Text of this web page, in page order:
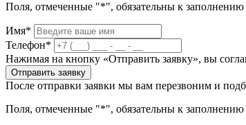
Поля, отмеченные "*", обязательны к заполнению
Имя*
Телефон*
Нажимая на кнопку «Отправить заявку», вы
Отправить заявку
После отправки заявки мы вам перезвоним и
Поля, отмеченные "*", обязательны к заполнению